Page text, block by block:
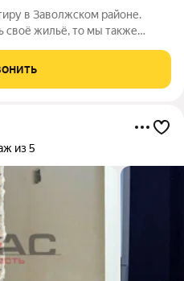
в Заволжском районе.
своё жильё, то мы также
застеклен. В пешей
из 5